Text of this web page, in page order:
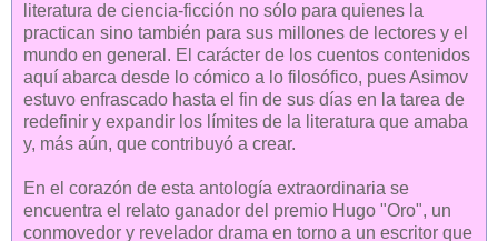
literatura de ciencia-ficción no sólo para quienes la
practican sino también para sus millones de lectores y el
mundo en general. El carácter de los cuentos contenidos
aquí abarca desde lo cómico a lo filosófico, pues Asimov
estuvo enfrascado hasta el fin de sus días en la tarea de
redefinir y expandir los límites de la literatura que amaba
y, más aún, que contribuyó a crear.
En el corazón de esta antología extraordinaria se
encuentra el relato ganador del premio Hugo "Oro", un
conmovedor y revelador drama en torno a un escritor que